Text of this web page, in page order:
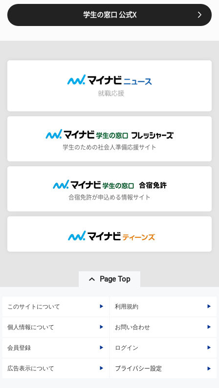
学生の窓口 公式X
学生のための社会人準備応援サイト
合宿免許が申込める情報サイト
Page Top
このサイトについて 利用規約
個人情報について お問い合わせ
会員登録 ログイン
広告表示について プライバシー設定